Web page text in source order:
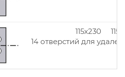
115x230
14 отверстий для